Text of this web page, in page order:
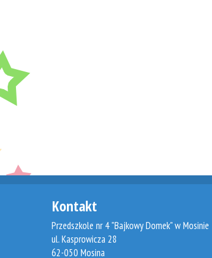
Kontakt
Przedszkole nr 4 "Bajkowy Domek" w Mosinie
ul. Kasprowicza 28
62-050 Mosina